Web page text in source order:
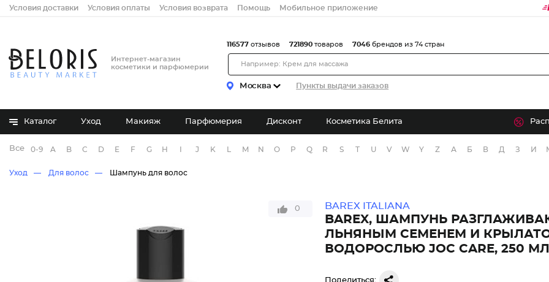
Условия доставки Условия оплаты Условия возврата Помощь Мобильное приложение
Интернет-магазин
косметики и парфюмерии
Москва Пункты выдачи заказов
116577 отзывов 721890 товаров 7046 брендов из 74 стран
Каталог Уход Макияж Парфюмерия Дисконт Косметика Белита
Все бренды
0-9 A B C D E F G H J K M N O P Q R S T U V W Y Z А Б В Д З И
Уход Для волос Шампунь для волос
0 BAREX ITALIANA
BAREX, ШАМПУНЬ
ЛЬНЯНЫМ СЕМЕНЕМ И
ВОДОРОСЛЬЮ JOC CARE, 250 МЛ
Поделиться: